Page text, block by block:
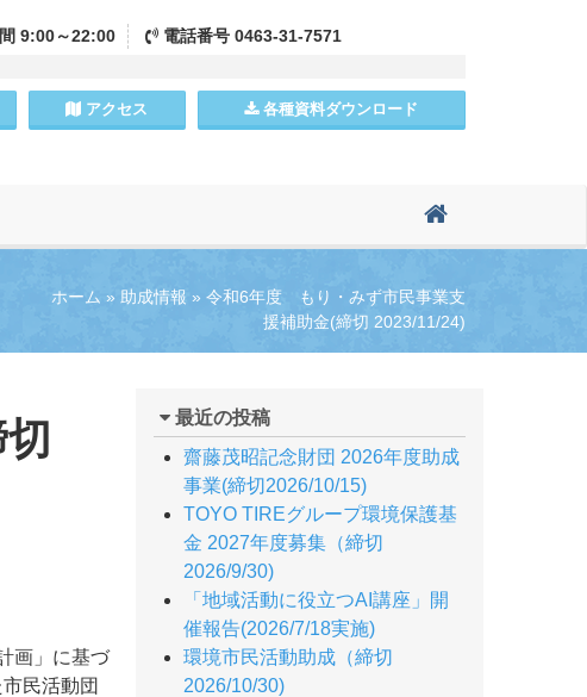
9:00～22:00 電話番号0463-31-7571
アクセス 各種資料ダウンロード
ホーム » 助成情報 » 令和6年度 もり・みず市民事業支
援補助金(締切 2023/11/24)
画」に基づ
民活動団
最近の投稿
齋藤茂昭記念財団 2026年度助成
事業(締切2026/10/15)
TOYO TIREグループ環境保護基
金 2027年度募集（締切
2026/9/30)
「地域活動に役立つAI講座」開
催報告(2026/7/18実施)
環境市民活動助成（締切
2026/10/30)